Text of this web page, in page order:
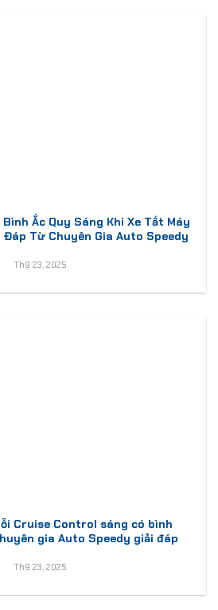
Ắc Quy Sáng Khi Xe Tắt Máy
Đáp Từ Chuyên Gia Auto Speedy
Th9 23, 2025
Cruise Control sáng có bình
gia Auto Speedy giải đáp
Th9 23, 2025